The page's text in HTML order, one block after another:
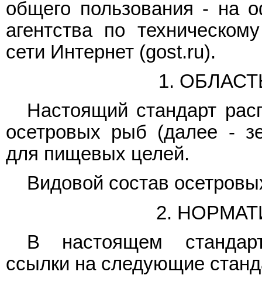
общего пользования - на
агентства по
сети Интернет (gost.ru).
1.
Настоящий стандарт
осетровых рыб (далее -
для пищевых целей.
Видовой состав
2.
В настоящем
ссылки на следующие